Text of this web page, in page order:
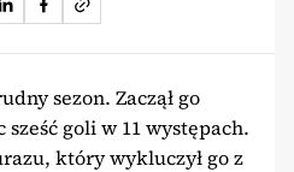
sezon. Zaczął go
goli w 11 występach.
który wykluczył go z